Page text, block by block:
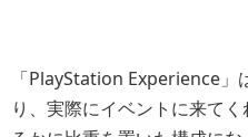
「PlayStation Experience
り、実際にイベントに来て